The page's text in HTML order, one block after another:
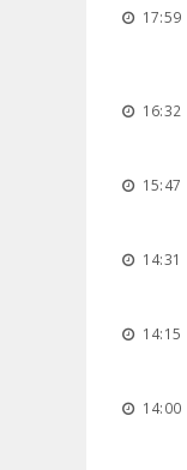
17:59
16:32
15:47
14:31
14:15
14:00